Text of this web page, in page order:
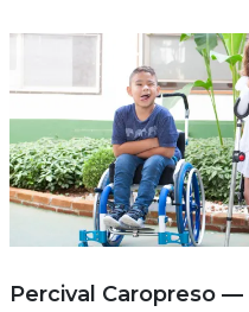
Percival Caropreso